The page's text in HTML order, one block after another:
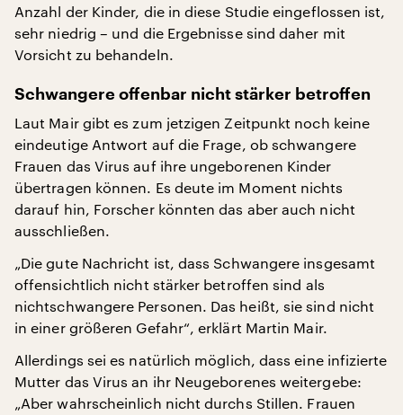
Anzahl der Kinder, die in diese Studie eingeflossen ist,
sehr niedrig – und die Ergebnisse sind daher mit
Vorsicht zu behandeln.
Schwangere offenbar nicht stärker betroffen
Laut Mair gibt es zum jetzigen Zeitpunkt noch keine
eindeutige Antwort auf die Frage, ob schwangere
Frauen das Virus auf ihre ungeborenen Kinder
übertragen können. Es deute im Moment nichts
darauf hin, Forscher könnten das aber auch nicht
ausschließen.
„Die gute Nachricht ist, dass Schwangere insgesamt
offensichtlich nicht stärker betroffen sind als
nichtschwangere Personen. Das heißt, sie sind nicht
in einer größeren Gefahr“, erklärt Martin Mair.
Allerdings sei es natürlich möglich, dass eine infizierte
Mutter das Virus an ihr Neugeborenes weitergebe:
„Aber wahrscheinlich nicht durchs Stillen. Frauen